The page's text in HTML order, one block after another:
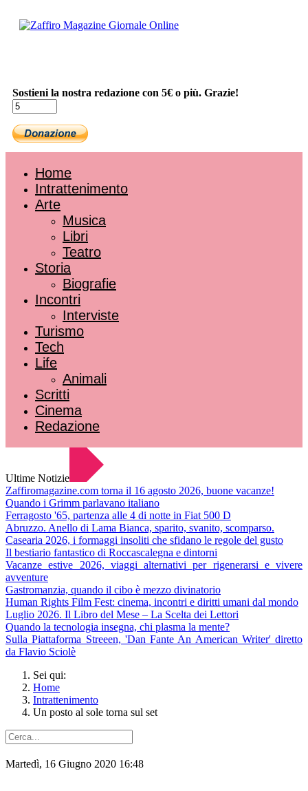
Sostieni la nostra redazione con 5€ o più. Grazie!
Home
Intrattenimento
Arte
Musica
Libri
Teatro
Storia
Biografie
Incontri
Interviste
Turismo
Tech
Life
Animali
Scritti
Cinema
Redazione
Ultime Notizie
Zaffiromagazine.com torna il 16 agosto 2026, buone vacanze!
Quando i Grimm parlavano italiano
Ferragosto '65, partenza alle 4 di notte in Fiat 500 D
Abruzzo. Anello di Lama Bianca, sparito, svanito, scomparso.
Casearia 2026, i formaggi insoliti che sfidano le regole del gusto
Il bestiario fantastico di Roccascalegna e dintorni
Vacanze estive 2026, viaggi alternativi per rigenerarsi e vivere
avventure
Gastromanzia, quando il cibo è mezzo divinatorio
Human Rights Film Fest: cinema, incontri e diritti umani dal mondo
Luglio 2026. Il Libro del Mese – La Scelta dei Lettori
Quando la tecnologia insegna, chi plasma la mente?
Sulla Piattaforma Streeen, 'Dan Fante An American Writer' diretto
da Flavio Sciolè
Sei qui:
Home
Intrattenimento
Un posto al sole torna sul set
Martedì, 16 Giugno 2020 16:48